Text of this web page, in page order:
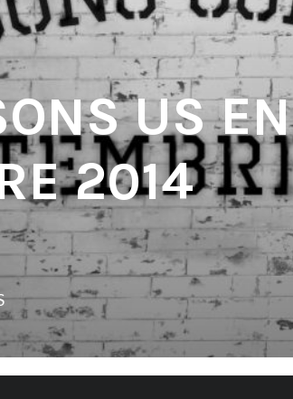
US EN
2014